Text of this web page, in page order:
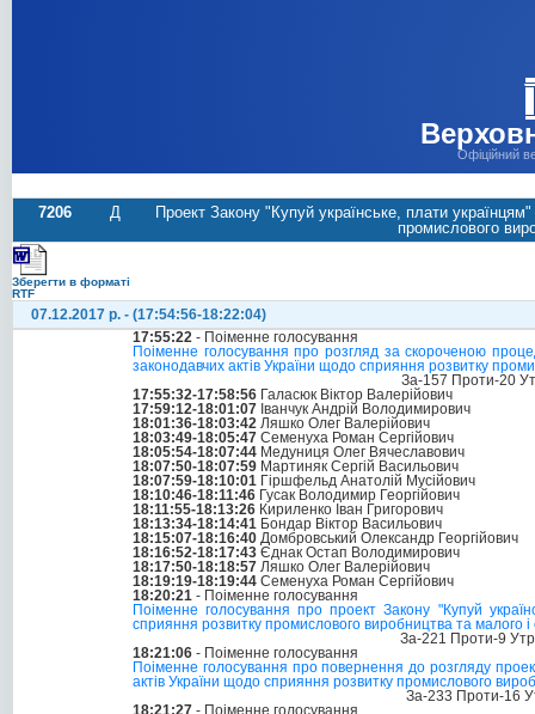
Офіційний
7206 Д
Проект Закону "Купуй українське, плати
промислового
Зберегти в форматі
RTF
07.12.2017 р. - (17:54:56-18:22:04)
17:55:22 - Поіменне голосування
Поіменне голосування про розгляд за скороченою
законодавчих актів України щодо сприяння розвитку
За-157 Проти-20
17:55:32-17:58:56 Галасюк Віктор Валерійович
17:59:12-18:01:07 Іванчук Андрій Володимирович
18:01:36-18:03:42 Ляшко Олег Валерійович
18:03:49-18:05:47 Семенуха Роман Сергійович
18:05:54-18:07:44 Медуниця Олег Вячеславович
18:07:50-18:07:59 Мартиняк Сергій Васильович
18:07:59-18:10:01 Гіршфельд Анатолій Мусійович
18:10:46-18:11:46 Гусак Володимир Георгійович
18:11:55-18:13:26 Кириленко Іван Григорович
18:13:34-18:14:41 Бондар Віктор Васильович
18:15:07-18:16:40 Домбровський Олександр Георгійович
18:16:52-18:17:43 Єднак Остап Володимирович
18:17:50-18:18:57 Ляшко Олег Валерійович
18:19:19-18:19:44 Семенуха Роман Сергійович
18:20:21 - Поіменне голосування
Поіменне голосування про проект Закону "Купуй
сприяння розвитку промислового виробництва та малого
За-221 Проти-9
18:21:06 - Поіменне голосування
Поіменне голосування про повернення до розгляду
актів України щодо сприяння розвитку промислового
За-233 Проти-16